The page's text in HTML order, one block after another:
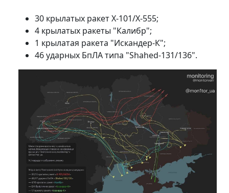
30 крылатых ракет Х-101/Х-555;
4 крылатых ракеты "Калибр";
1 крылатая ракета "Искандер-К";
46 ударных БпЛА типа "Shahed-131/136".